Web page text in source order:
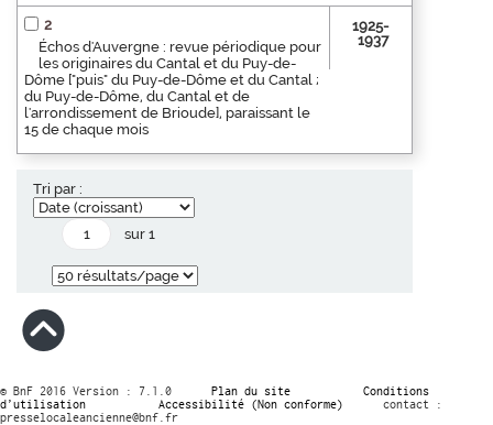
2
Échos d'Auvergne : revue périodique pour
les originaires du Cantal et du Puy-de-
Dôme ["puis" du Puy-de-Dôme et du Cantal ;
du Puy-de-Dôme, du Cantal et de
l'arrondissement de Brioude], paraissant le
15 de chaque mois
1925-
1937
Tri par :
sur 1
© BnF 2016 Version : 7.1.0 Plan du site
Conditions
d’utilisation
Accessibilité (Non conforme)
contact :
presselocaleancienne@bnf.fr